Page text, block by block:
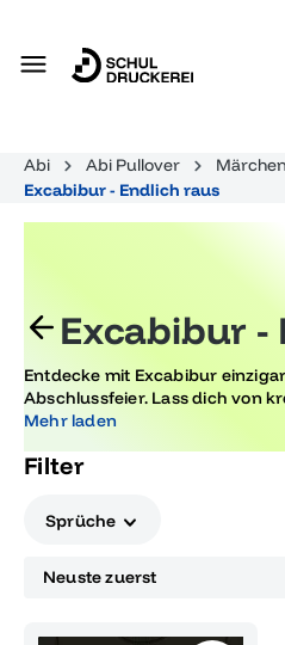
Abi Abi Pullover
Excabibur - Endlich raus
Excabibur -
Entdecke mit Excabibur
Abschlussfeier. Lass dich von
und mache deine Party
stilvoll und trendbewusst.
Mehr laden
Filter
Sprüche